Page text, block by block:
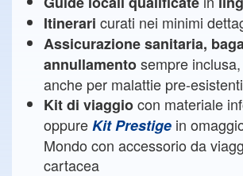
Itinerari curati nei minimi
Assicurazione sanitaria,
annullamentosempre
anche per malattie pre-esistenti
Kit di viaggiocon materiale
oppureKit Prestige in
Mondo con accessorio da
cartacea